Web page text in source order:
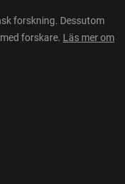
forskning. Dessutom
forskare. Läs mer om